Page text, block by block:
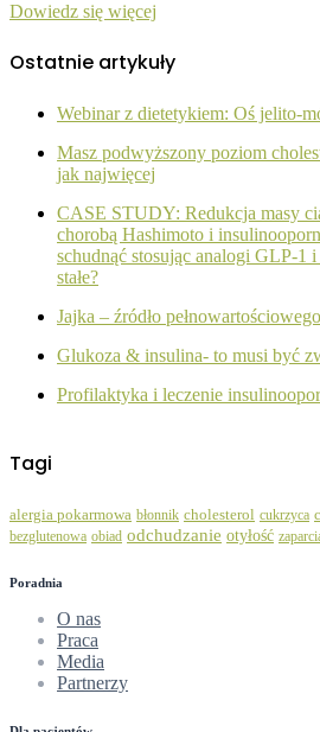
Dowiedz się więcej
Ostatnie artykuły
Webinar z dietetykiem: Oś jelito-
Masz podwyższony poziom
jak najwięcej
CASE STUDY: Redukcja masy
chorobą Hashimoto i
schudnąć stosując analogi GLP-1
stałe?
Jajka – źródło
Glukoza & insulina- to musi być
Profilaktyka i leczenie
Tagi
alergia pokarmowa błonnik cholesterol cukrzyca
bezglutenowa obiad odchudzanie otyłość
Poradnia
O nas
Praca
Media
Partnerzy